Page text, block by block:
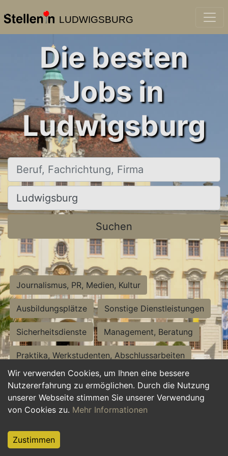
LUDWIGSBURG
Wir verwenden Cookies, um Ihnen eine bessere
Nutzererfahrung zu ermöglichen. Durch die Nutzung
unserer Webseite stimmen Sie unserer Verwendung
von Cookies zu. Mehr Informationen
Zustimmen
Die besten
Jobs in
Ludwigsburg
Beruf, Fachrichtung, Firma
Ort, Stadt
Suchen
Journalismus, PR, Medien, Kultur
Ausbildungsplätze Sonstige Dienstleistungen
Sicherheitsdienste Management, Beratung
Praktika, Werkstudenten, Abschlussarbeiten
Personalwesen Assistenz, Sekretariat
Hilfskräfte, Aushilfs- und Nebenjobs
Weiterbildung, Studium, duale Ausbildung